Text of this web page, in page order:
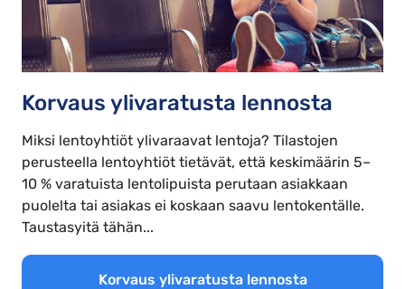
Korvaus ylivaratusta lennosta
Miksi lentoyhtiöt ylivaraavat lentoja? Tilastojen
perusteella lentoyhtiöt tietävät, että keskimäärin 5–
10 % varatuista lentolipuista perutaan asiakkaan
puolelta tai asiakas ei koskaan saavu lentokentälle.
Taustasyitä tähän...
Korvaus ylivaratusta lennosta